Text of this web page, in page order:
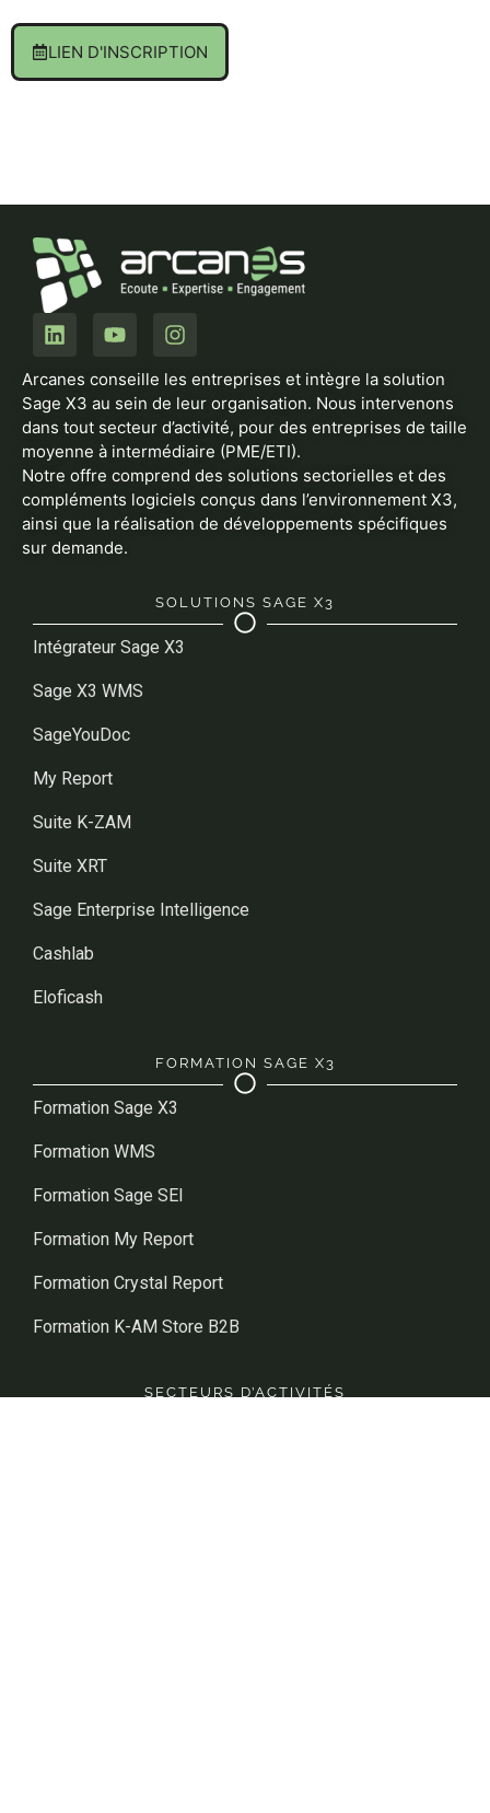
LIEN D'INSCRIPTION
Arcanes conseille les entreprises et intègre la solution
Sage X3 au sein de leur organisation. Nous intervenons
dans tout secteur d’activité, pour des entreprises de taille
moyenne à intermédiaire (PME/ETI).
Notre offre comprend des solutions sectorielles et des
compléments logiciels conçus dans l’environnement X3,
ainsi que la réalisation de développements spécifiques
sur demande.
SOLUTIONS SAGE X3
Intégrateur Sage X3
Sage X3 WMS
SageYouDoc
My Report
Suite K-ZAM
Suite XRT
Sage Enterprise Intelligence
Cashlab
Eloficash
FORMATION SAGE X3
Formation Sage X3
Formation WMS
Formation Sage SEI
Formation My Report
Formation Crystal Report
Formation K-AM Store B2B
SECTEURS D’ACTIVITÉS